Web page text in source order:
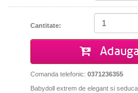
Cantitate:
Comanda telefonic: 0371236355
Babydoll extrem de elegant si